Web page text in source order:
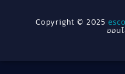
Cult
1940
Copyright © 2025
ออน